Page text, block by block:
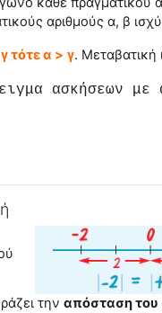
αριθμούς α, β
τότε α > γ. Μεταβατική
ασκήσεων
την απόσταση του